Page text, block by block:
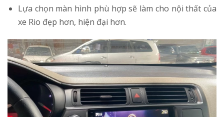
Lựa chọn màn hình phù hợp sẽ làm cho nội thất của
xe Rio đẹp hơn, hiện đại hơn.